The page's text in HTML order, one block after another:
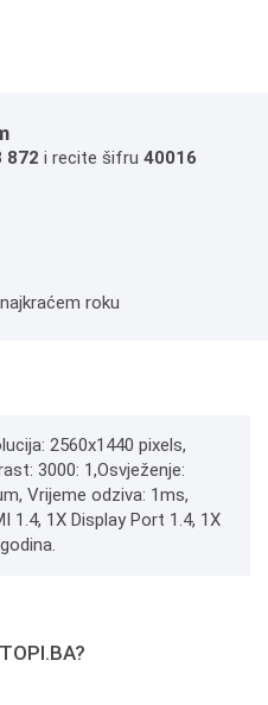
872 i recite šifru 40016
roku
2560x1440 pixels,
3000: 1,Osvježenje:
Vrijeme odziva: 1ms,
1.4, 1X Display Port 1.4, 1X